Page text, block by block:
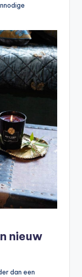
nieuw
dan een